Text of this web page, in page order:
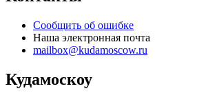
Сообщить об ошибке
Наша электронная почта
mailbox@kudamoscow.ru
Кудамоскоу